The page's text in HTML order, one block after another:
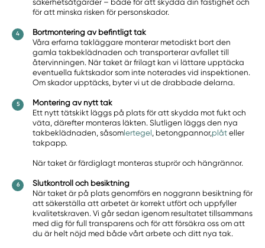
säkerhetsåtgärder – både för att skydda din fastighet och
för att minska risken för personskador.
Bortmontering av befintligt tak
Våra erfarna takläggare monterar metodiskt bort den
gamla takbeklädnaden och transporterar avfallet till
återvinningen. När taket är frilagt kan vi lättare upptäcka
eventuella fuktskador som inte noterades vid inspektionen.
Om skador upptäcks, byter vi ut de drabbade delarna.
Montering av nytt tak
Ett nytt tätskikt läggs på plats för att skydda mot fukt och
väta, därefter monteras läkten. Slutligen läggs den nya
takbeklädnaden, såsomlertegel, betongpannor,plåt eller
takpapp.
När taket är färdiglagt monteras stuprör och hängrännor.
Slutkontroll och besiktning
När taket är på plats genomförs en noggrann besiktning för
att säkerställa att arbetet är korrekt utfört och uppfyller
kvalitetskraven. Vi går sedan igenom resultatet tillsammans
med dig för full transparens och för att försäkra oss om att
du är helt nöjd med både vårt arbete och ditt nya tak.